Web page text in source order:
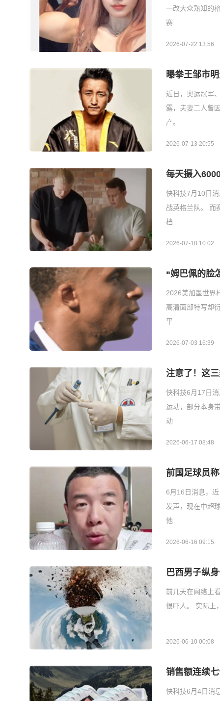
一改大众熟知的
赛
2026-07-22 13:56
曝拳王邹市
近日，奥运冠军
露，夫妻二人曾
产。
2026-07-13 20:55
每天摄入
快科技7月10日
战英格兰队。 而
档
2026-07-10 10:02
“姆巴佩的脸
2026美加墨世界
高清面部特写却
平
2026-07-03 16:39
注意了！这
快科技6月17日
运动，部分本身
动
2026-06-17 08:48
前国足球员
6月16日消息，
发声，现在中超
他
2026-06-16 09:15
巴西男子纵
前几天在网络上
很吓人。 实际上
2026-06-10 00:08
销售额连续
快科技6月4日消